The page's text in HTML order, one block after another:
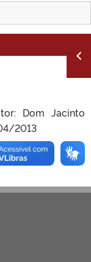
Dom Jacinto
2013